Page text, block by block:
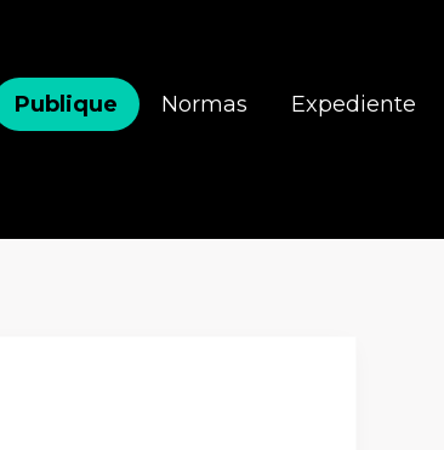
Publique Normas Expediente